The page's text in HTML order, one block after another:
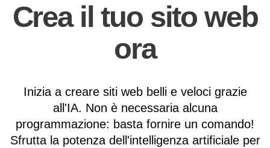
Crea il tuo sito web
ora
Inizia a creare siti web belli e veloci grazie
all'IA. Non è necessaria alcuna
programmazione: basta fornire un comando!
Sfrutta la potenza dell'intelligenza artificiale per